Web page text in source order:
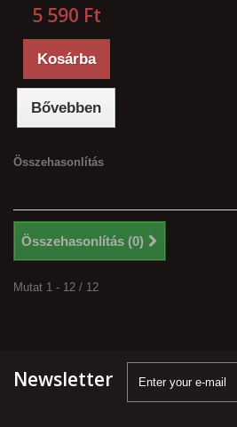
5 590 Ft‎
Kosárba
Bővebben
Összehasonlítás
Összehasonlítás (0)
Mutat 1 - 12 / 12
Newsletter